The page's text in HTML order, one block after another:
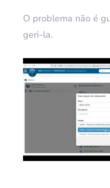
O problema não é
geri-la.